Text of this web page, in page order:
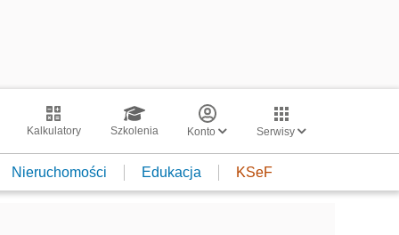
Kalkulatory Szkolenia Konto Serwisy
Nieruchomości Edukacja KSeF